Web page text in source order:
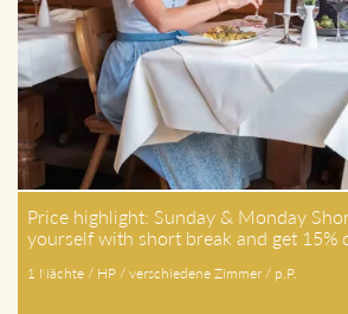
Price highlight: Sunday & Monday
yourself with short break and get 15%
1 Nächte / HP / verschiedene Zimmer / p.P.